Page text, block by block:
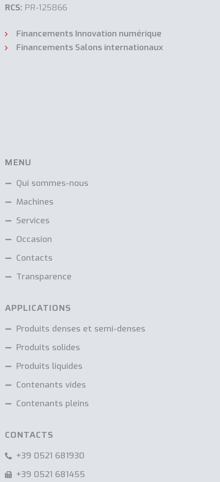
RCS: PR-125866
Financements Innovation numérique
Financements Salons internationaux
MENU
Qui sommes-nous
Machines
Services
Occasion
Contacts
Transparence
APPLICATIONS
Produits denses et semi-denses
Produits solides
Produits liquides
Contenants vides
Contenants pleins
CONTACTS
+39 0521 681930
+39 0521 681455